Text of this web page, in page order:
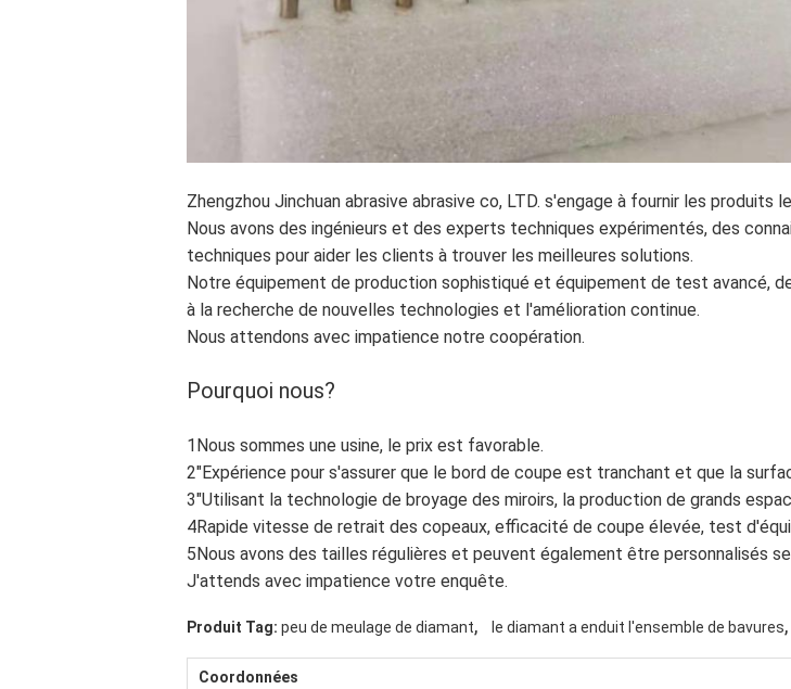
Zhengzhou Jinchuan abrasive abrasive co, LTD. s'engage à fournir les
Nous avons des ingénieurs et des experts techniques expérimentés, des
techniques pour aider les clients à trouver les meilleures solutions.
Notre équipement de production sophistiqué et équipement de test avancé,
à la recherche de nouvelles technologies et l'amélioration continue.
Nous attendons avec impatience notre coopération.
Pourquoi nous?
1Nous sommes une usine, le prix est favorable.
2"Expérience pour s'assurer que le bord de coupe est tranchant et que la
3"Utilisant la technologie de broyage des miroirs, la production de grands
4Rapide vitesse de retrait des copeaux, efficacité de coupe élevée, test
5Nous avons des tailles régulières et peuvent également être personnalisés
J'attends avec impatience votre enquête.
Produit Tag: peu de meulage de diamant, le diamant a enduit l'ensemble de bavures,
Coordonnées